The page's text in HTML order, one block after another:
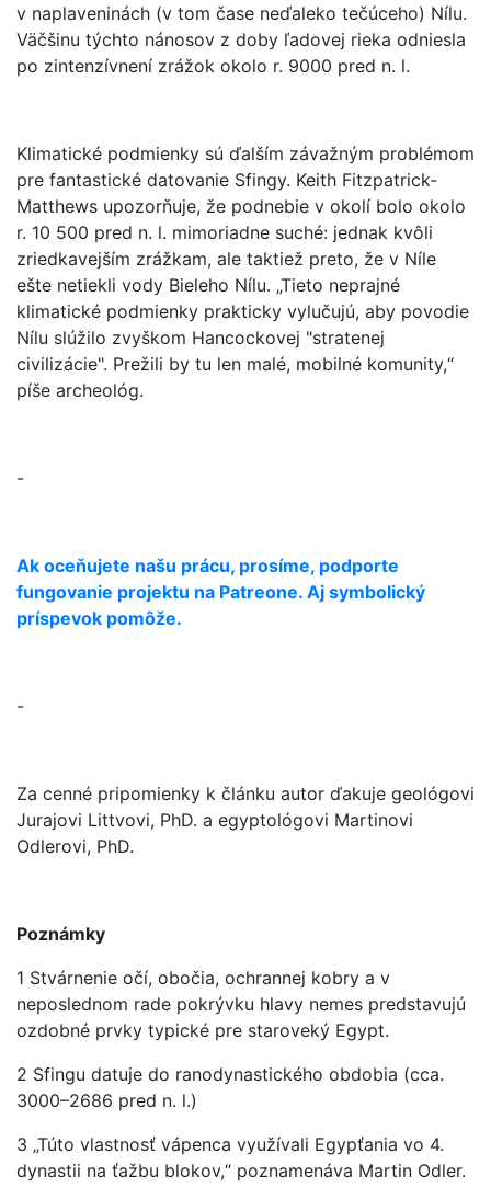
v naplaveninách (v tom čase neďaleko tečúceho) Nílu.
Väčšinu týchto nánosov z doby ľadovej rieka odniesla
po zintenzívnení zrážok okolo r. 9000 pred n. l.
Klimatické podmienky sú ďalším závažným problémom
pre fantastické datovanie Sfingy. Keith Fitzpatrick-
Matthews upozorňuje, že podnebie v okolí bolo okolo
r. 10 500 pred n. l. mimoriadne suché: jednak kvôli
zriedkavejším zrážkam, ale taktiež preto, že v Níle
ešte netiekli vody Bieleho Nílu. „Tieto neprajné
klimatické podmienky prakticky vylučujú, aby povodie
Nílu slúžilo zvyškom Hancockovej "stratenej
civilizácie". Prežili by tu len malé, mobilné komunity,“
píše archeológ.
-
Ak oceňujete našu prácu, prosíme, podporte
fungovanie projektu na Patreone. Aj symbolický
príspevok pomôže.
-
Za cenné pripomienky k článku autor ďakuje geológovi
Jurajovi Littvovi, PhD. a egyptológovi Martinovi
Odlerovi, PhD.
Poznámky
1 Stvárnenie očí, obočia, ochrannej kobry a v
neposlednom rade pokrývku hlavy nemes predstavujú
ozdobné prvky typické pre staroveký Egypt.
2 Sfingu datuje do ranodynastického obdobia (cca.
3000–2686 pred n. l.)
3 „Túto vlastnosť vápenca využívali Egypťania vo 4.
dynastii na ťažbu blokov,“ poznamenáva Martin Odler.